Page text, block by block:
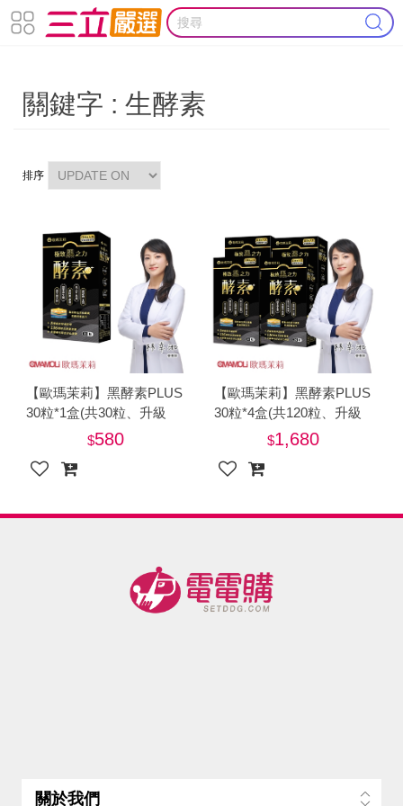
關鍵字 : 生酵素
排序
【歐瑪茉莉】黑酵素PLUS
30粒*1盒(共30粒、升級
136種蔬果酵素+專利消化
580
【歐瑪茉莉】黑酵素PLUS
30粒*4盒(共120粒、升級
136種蔬果酵素+專利消化
1,680
關於我們